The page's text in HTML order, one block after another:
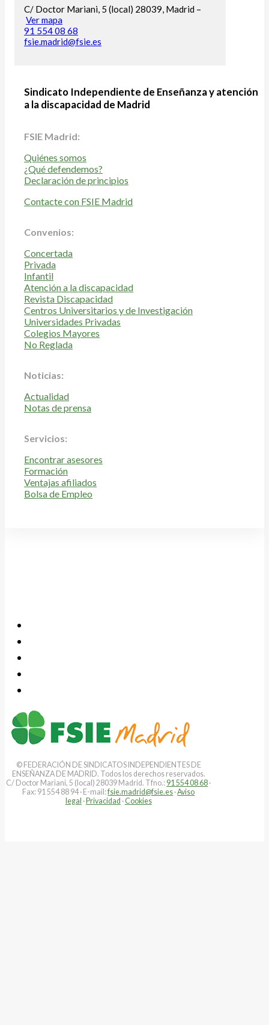
C/ Doctor Mariani, 5 (local) 28039, Madrid –
Ver mapa
91 554 08 68
fsie.madrid@fsie.es
Sindicato Independiente de Enseñanza y atención
a la discapacidad de Madrid
FSIE Madrid:
Quiénes somos
¿Qué defendemos?
Declaración de principios
Contacte con FSIE Madrid
Convenios:
Concertada
Privada
Infantil
Atención a la discapacidad
Revista Discapacidad
Centros Universitarios y de Investigación
Universidades Privadas
Colegios Mayores
No Reglada
Noticias:
Actualidad
Notas de prensa
Servicios:
Encontrar asesores
Formación
Ventajas afiliados
Bolsa de Empleo
© FEDERACIÓN DE SINDICATOS INDEPENDIENTES DE
ENSEÑANZA DE MADRID. Todos los derechos reservados.
C/ Doctor Mariani, 5 (local) 28039 Madrid. Tfno.: 91 554 08 68 ·
Fax: 91 554 88 94 · E-mail:fsie.madrid@fsie.es ·Aviso
legal ·Privacidad · Cookies